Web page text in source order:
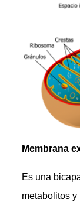
Membrana
Es una
metabolitos